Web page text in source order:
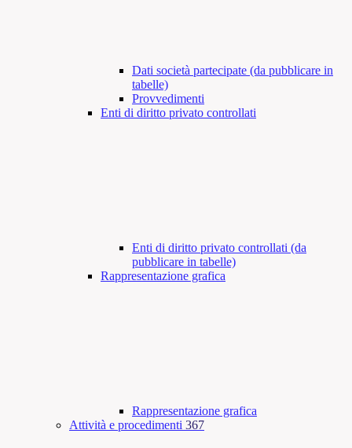
Dati società partecipate (da pubblicare in
tabelle)
Provvedimenti
Enti di diritto privato controllati
Enti di diritto privato controllati (da
pubblicare in tabelle)
Rappresentazione grafica
Rappresentazione grafica
Attività e procedimenti 367